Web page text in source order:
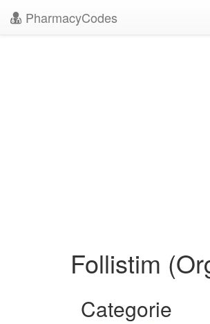
PharmacyCodes
Follistim
Categorie